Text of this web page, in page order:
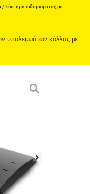
/Σύστημα σιδερώματος με
υπολειμμάτων κόλλας με